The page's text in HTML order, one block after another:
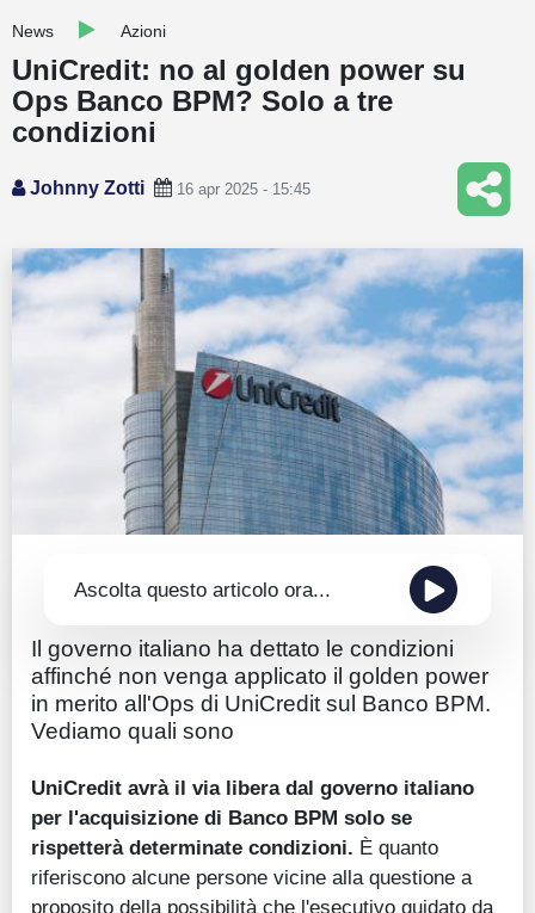
Quotazioni
Conto IG
Stagionalità
Altro
News Azioni
UniCredit: no al golden power su
Ops Banco BPM? Solo a tre
condizioni
Johnny Zotti 16 apr 2025 - 15:45
Ascolta questo articolo ora...
Il governo italiano ha dettato le condizioni
affinché non venga applicato il golden power
in merito all'Ops di UniCredit sul Banco BPM.
Vediamo quali sono
UniCredit avrà il via libera dal governo italiano
per l'acquisizione di Banco BPM solo se
rispetterà determinate condizioni. È quanto
riferiscono alcune persone vicine alla questione a
proposito della possibilità che l'esecutivo guidato da